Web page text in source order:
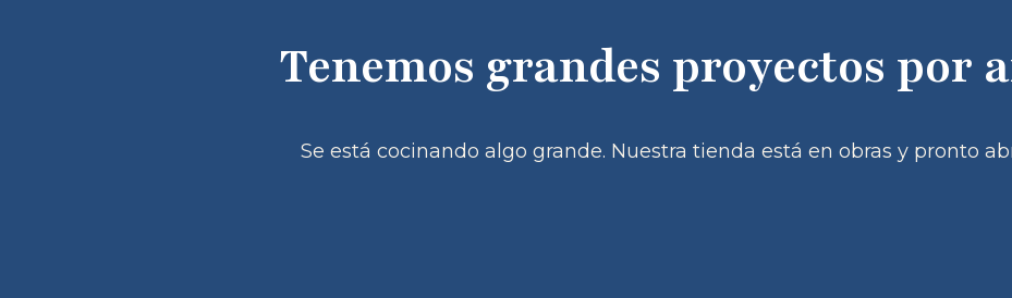
Tenemos grandes proyectos por
Se está cocinando algo grande. Nuestra tienda está en obras y pronto